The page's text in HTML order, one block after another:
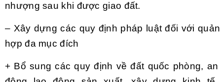
nhượng sau khi được giao đất.
– Xây dựng các quy định pháp luật đối với
hợp đa mục đích
+ Bổ sung các quy định về đất quốc phòng,